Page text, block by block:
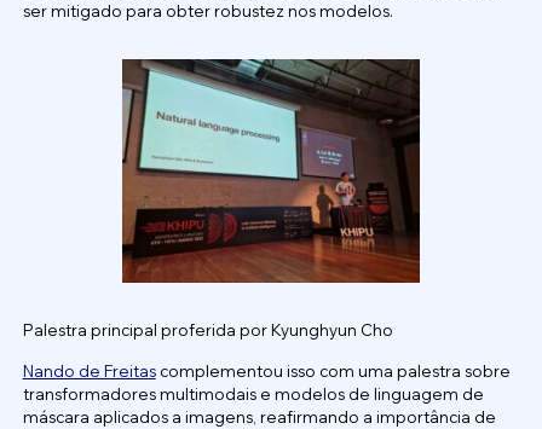
ser mitigado para obter robustez nos modelos.
Palestra principal proferida por Kyunghyun Cho
Nando de Freitascomplementou isso com uma palestra sobre
transformadores multimodais e modelos de linguagem de
máscara aplicados a imagens, reafirmando a importância de